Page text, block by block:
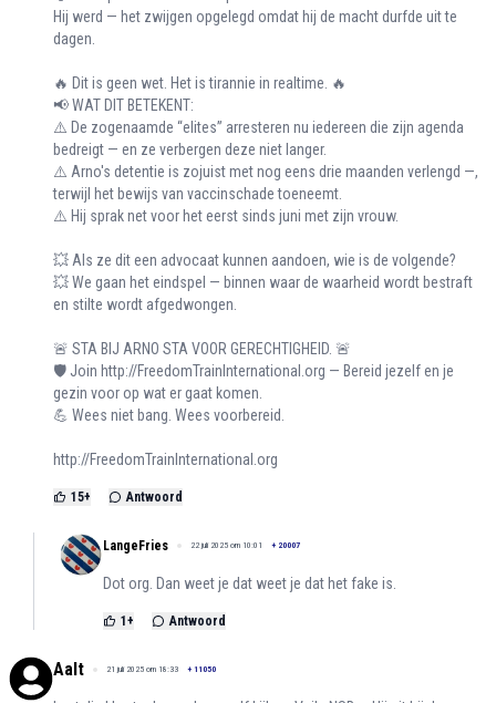
Hij werd — het zwijgen opgelegd omdat hij de macht durfde uit te
dagen.
🔥 Dit is geen wet. Het is tirannie in realtime. 🔥
📢 WAT DIT BETEKENT:
⚠️ De zogenaamde “elites” arresteren nu iedereen die zijn agenda
bedreigt — en ze verbergen deze niet langer.
⚠️ Arno's detentie is zojuist met nog eens drie maanden verlengd —,
terwijl het bewijs van vaccinschade toeneemt.
⚠️ Hij sprak net voor het eerst sinds juni met zijn vrouw.
💥 Als ze dit een advocaat kunnen aandoen, wie is de volgende?
💥 We gaan het eindspel — binnen waar de waarheid wordt bestraft
en stilte wordt afgedwongen.
🚨 STA BIJ ARNO STA VOOR GERECHTIGHEID. 🚨
🛡️ Join http://FreedomTrainInternational.org — Bereid jezelf en je
gezin voor op wat er gaat komen.
💪 Wees niet bang. Wees voorbereid.
http://FreedomTrainInternational.org
15+ Antwoord
LangeFries 22 juli 2025 om 10:01 + 20007
Dot org. Dan weet je dat weet je dat het fake is.
1+ Antwoord
Aalt 21 juli 2025 om 18:33 + 11050